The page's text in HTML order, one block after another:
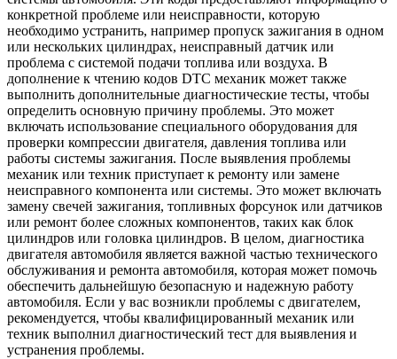
конкретной проблеме или неисправности, которую
необходимо устранить, например пропуск зажигания в одном
или нескольких цилиндрах, неисправный датчик или
проблема с системой подачи топлива или воздуха. В
дополнение к чтению кодов DTC механик может также
выполнить дополнительные диагностические тесты, чтобы
определить основную причину проблемы. Это может
включать использование специального оборудования для
проверки компрессии двигателя, давления топлива или
работы системы зажигания. После выявления проблемы
механик или техник приступает к ремонту или замене
неисправного компонента или системы. Это может включать
замену свечей зажигания, топливных форсунок или датчиков
или ремонт более сложных компонентов, таких как блок
цилиндров или головка цилиндров. В целом, диагностика
двигателя автомобиля является важной частью технического
обслуживания и ремонта автомобиля, которая может помочь
обеспечить дальнейшую безопасную и надежную работу
автомобиля. Если у вас возникли проблемы с двигателем,
рекомендуется, чтобы квалифицированный механик или
техник выполнил диагностический тест для выявления и
устранения проблемы.